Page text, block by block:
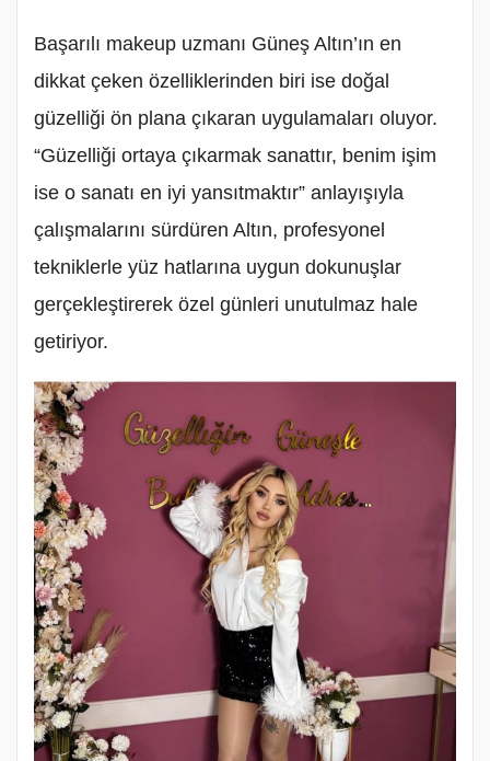
Başarılı makeup uzmanı Güneş Altın’ın en
dikkat çeken özelliklerinden biri ise doğal
güzelliği ön plana çıkaran uygulamaları oluyor.
“Güzelliği ortaya çıkarmak sanattır, benim işim
ise o sanatı en iyi yansıtmaktır” anlayışıyla
çalışmalarını sürdüren Altın, profesyonel
tekniklerle yüz hatlarına uygun dokunuşlar
gerçekleştirerek özel günleri unutulmaz hale
getiriyor.